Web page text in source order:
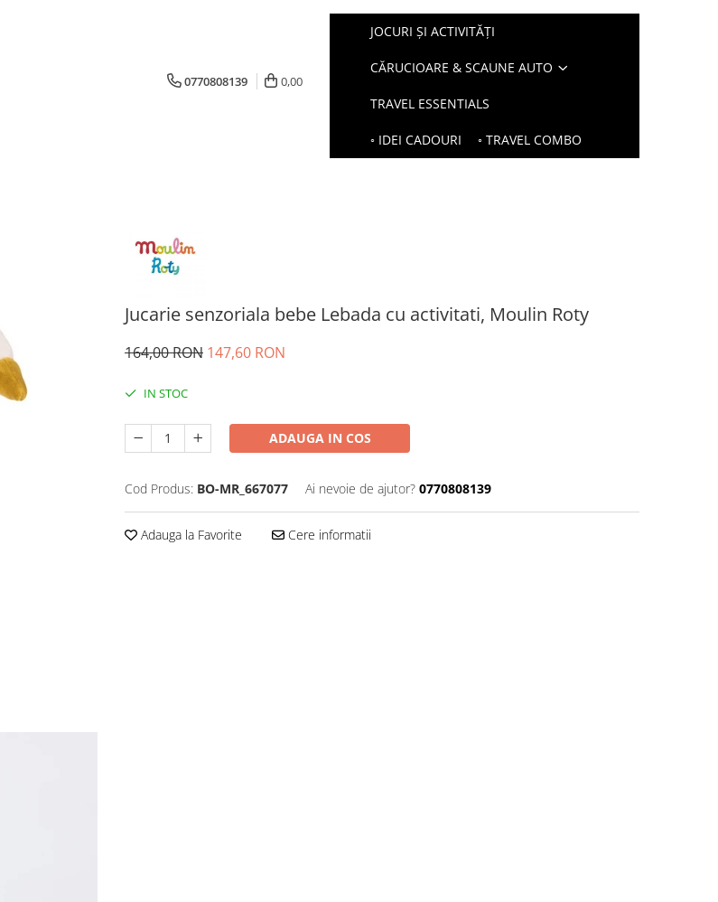
0770808139 0,00
JOCURI ȘI ACTIVITĂȚI
CĂRUCIOARE & SCAUNE AUTO
TRAVEL ESSENTIALS
◦ IDEI CADOURI ◦ TRAVEL COMBO
Jucarie senzoriala bebe Lebada cu activitati, Moulin Roty
164,00 RON 147,60 RON
IN STOC
ADAUGA IN COS
Cod Produs: BO-MR_667077 Ai nevoie de ajutor? 0770808139
Adauga la Favorite Cere informatii